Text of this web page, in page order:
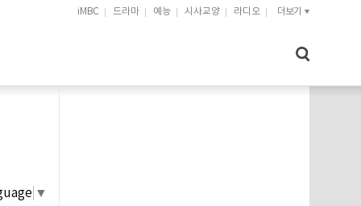
iMBC 드라마 예능 시사교양 라디오 더보기
▼